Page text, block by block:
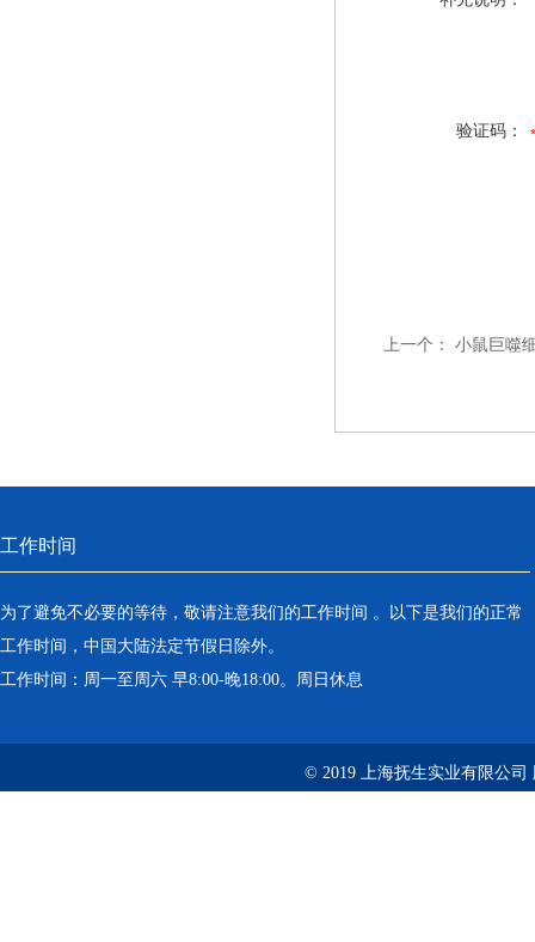
验证码：
上一个： 小鼠巨噬
工作时间
为了避免不必要的等待，敬请注意我们的工作时间 。以下是我们的正常
工作时间，中国大陆法定节假日除外。
工作时间：周一至周六 早8:00-晚18:00。周日休息
© 2019 上海抚生实业有限公司